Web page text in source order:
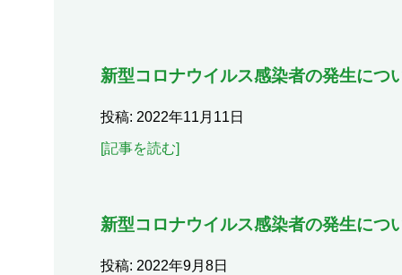
新型コロナウイルス感染者の発生につ
投稿: 2022年11月11日
[記事を読む]
新型コロナウイルス感染者の発生につ
投稿: 2022年9月8日